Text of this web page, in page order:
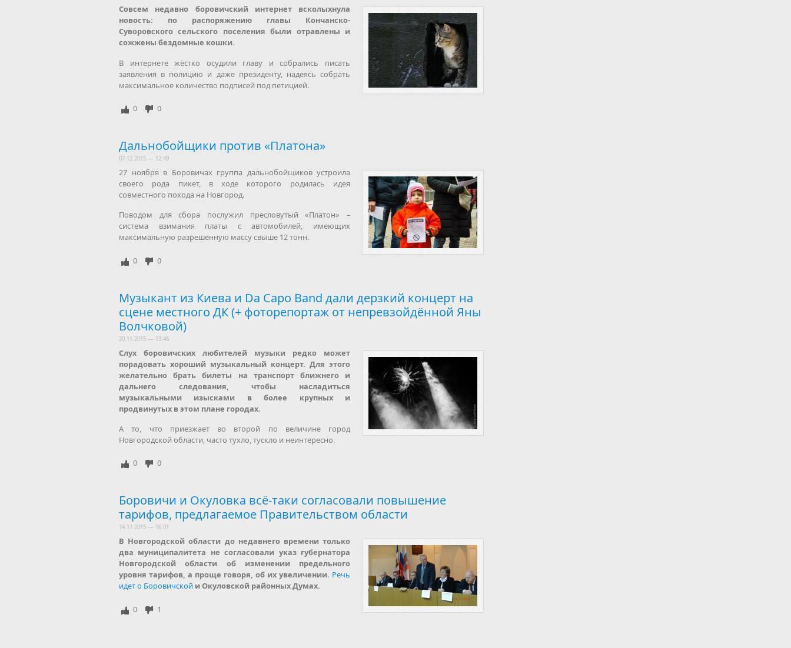
Совсем недавно боровичский интернет всколыхнула
новость: по распоряжению главы Кончанско-
Суворовского сельского поселения были отравлены и
сожжены бездомные кошки.
В интернете жёстко осудили главу и собрались писать
заявления в полицию и даже президенту, надеясь собрать
максимальное количество подписей под петицией.
0 0
Дальнобойщики против «Платона»
07.12.2015 — 12:49
27 ноября в Боровичах группа дальнобойщиков устроила
своего рода пикет, в ходе которого родилась идея
совместного похода на Новгород.
Поводом для сбора послужил пресловутый «Платон» –
система взимания платы с автомобилей, имеющих
максимальную разрешенную массу свыше 12 тонн.
0 0
Музыкант из Киева и Da Capo Band дали дерзкий концерт на
сцене местного ДК (+ фоторепортаж от непревзойдённой Яны
Волчковой)
20.11.2015 — 13:46
Слух боровичских любителей музыки редко может
порадовать хороший музыкальный концерт. Для этого
желательно брать билеты на транспорт ближнего и
дальнего следования, чтобы насладиться
музыкальными изысками в более крупных и
продвинутых в этом плане городах.
А то, что приезжает во второй по величине город
Новгородской области, часто тухло, тускло и неинтересно.
0 0
Боровичи и Окуловка всё-таки согласовали повышение
тарифов, предлагаемое Правительством области
14.11.2015 — 16:01
В Новгородской области до недавнего времени только
два муниципалитета не согласовали указ губернатора
Новгородской области об изменении предельного
уровня тарифов, а проще говоря, об их увеличении. Речь
идет о Боровичской и Окуловской районных Думах.
0 1